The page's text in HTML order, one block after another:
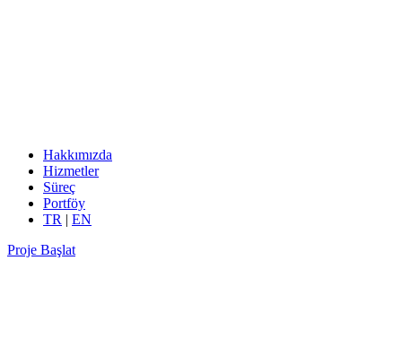
Hakkımızda
Hizmetler
Süreç
Portföy
TR | EN
Proje Başlat